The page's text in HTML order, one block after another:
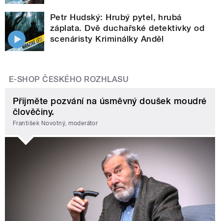
Petr Hudský: Hrubý pytel, hrubá
záplata. Dvě duchařské detektivky od
scenáristy Kriminálky Anděl
E-SHOP ČESKÉHO ROZHLASU
Přijměte pozvání na úsměvný doušek moudré
člověčiny.
František Novotný, moderátor